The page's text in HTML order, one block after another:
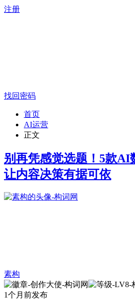
注册
找回密码
首页
AI运营
正文
别再凭感觉选题！5款AI
让内容决策有据可依
素构
1个月前发布